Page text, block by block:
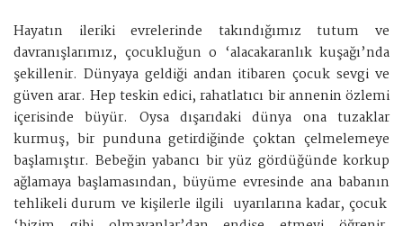
Hayatın ileriki evrelerinde takındığımız tutum ve
davranışlarımız, çocukluğun o ‘alacakaranlık kuşağı’nda
şekillenir. Dünyaya geldiği andan itibaren çocuk sevgi ve
güven arar. Hep teskin edici, rahatlatıcı bir annenin özlemi
içerisinde büyür. Oysa dışarıdaki dünya ona tuzaklar
kurmuş, bir punduna getirdiğinde çoktan çelmelemeye
başlamıştır. Bebeğin yabancı bir yüz gördüğünde korkup
ağlamaya başlamasından, büyüme evresinde ana babanın
tehlikeli durum ve kişilerle ilgili uyarılarına kadar, çocuk